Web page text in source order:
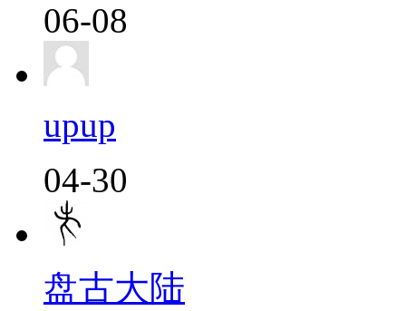
06-08
upup
04-30
盘古大陆